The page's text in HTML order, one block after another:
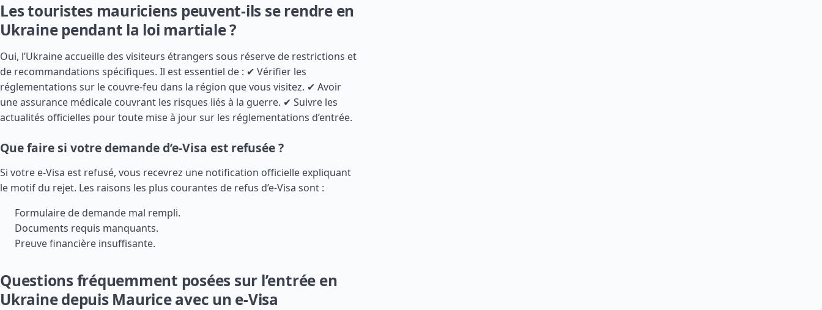
Les touristes mauriciens peuvent-ils se rendre en
Ukraine pendant la loi martiale ?
Oui, l’Ukraine accueille des visiteurs étrangers sous réserve de restrictions et
de recommandations spécifiques. Il est essentiel de : ✔ Vérifier les
réglementations sur le couvre-feu dans la région que vous visitez. ✔ Avoir
une assurance médicale couvrant les risques liés à la guerre. ✔ Suivre les
actualités officielles pour toute mise à jour sur les réglementations d’entrée.
Que faire si votre demande d’e-Visa est refusée ?
Si votre e-Visa est refusé, vous recevrez une notification officielle expliquant
le motif du rejet. Les raisons les plus courantes de refus d’e-Visa sont :
Formulaire de demande mal rempli.
Documents requis manquants.
Preuve financière insuffisante.
Questions fréquemment posées sur l’entrée en
Ukraine depuis Maurice avec un e-Visa